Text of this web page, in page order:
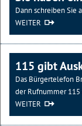
Dann schreiben Sie
WEITER
115 gibt
Das Bürgertelefon
der Rufnummer 115
WEITER